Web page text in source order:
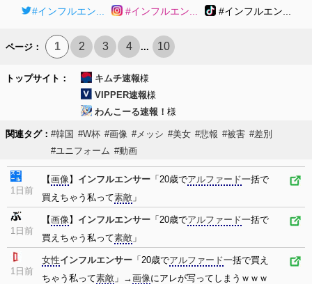
#インフルエン... #インフルエン... #インフルエン...
ページ： 1 2 3 4 ... 10
トップサイト： キムチ速報様
VIPPER速報様
わんこーる速報！ 様
関連タグ： #韓国 #W杯 #画像 #メッシ #美女 #悲報 #被害 #差別
#ユニフォーム #動画
1日前
【画像】 インフルエンサー 「20歳でアルファード一括で
買えちゃう私って素敵 」
1日前
【画像】 インフルエンサー 「20歳でアルファード一括で
買えちゃう私って素敵 」
1日前
女性インフルエンサー 「20歳でアルファード一括で買え
ちゃう私って素敵 」→画像にアレが写ってしまうｗｗｗ